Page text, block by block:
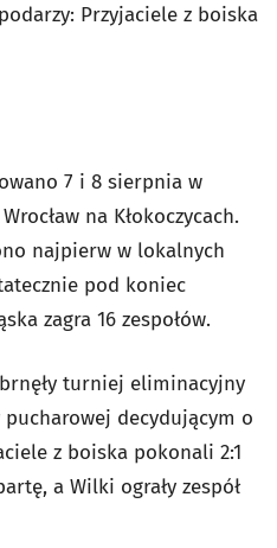
Przyjaciele z boiska
7 i 8 sierpnia w
na Kłokoczycach.
najpierw w lokalnych
pod koniec
zagra 16 zespołów.
turniej eliminacyjny
pucharowej decydującym o
z boiska pokonali 2:1
a Wilki ograły zespół